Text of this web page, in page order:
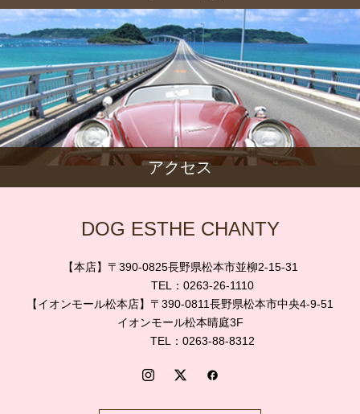
アクセス
DOG ESTHE CHANTY
【本店】〒390-0825長野県松本市並柳2-15-31
TEL：0263-26-1110
【イオンモール松本店】〒390-0811長野県松本市中央4-9-51
イオンモール松本晴庭3F
TEL：0263-88-8312